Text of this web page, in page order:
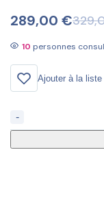
sur 5
basé sur
client
289,00 €
10 personnes
Ajouter à la
-